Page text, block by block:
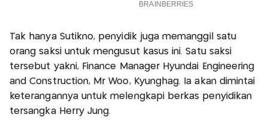
Tak hanya Sutikno, penyidik juga memanggil satu
orang saksi untuk mengusut kasus ini. Satu saksi
tersebut yakni, Finance Manager Hyundai Engineering
and Construction, Mr Woo, Kyunghag. Ia akan dimintai
keterangannya untuk melengkapi berkas penyidikan
tersangka Herry Jung.